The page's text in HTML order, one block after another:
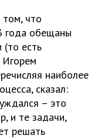
том, что
года обещаны
(то есть
Игорем
наиболее
сказал:
– это
и те задачи,
решать